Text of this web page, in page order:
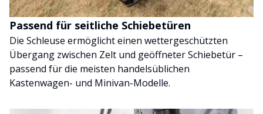
Passend für seitliche Schiebetüren
Die Schleuse ermöglicht einen wettergeschützten
Übergang zwischen Zelt und geöffneter Schiebetür –
passend für die meisten handelsüblichen
Kastenwagen- und Minivan-Modelle.